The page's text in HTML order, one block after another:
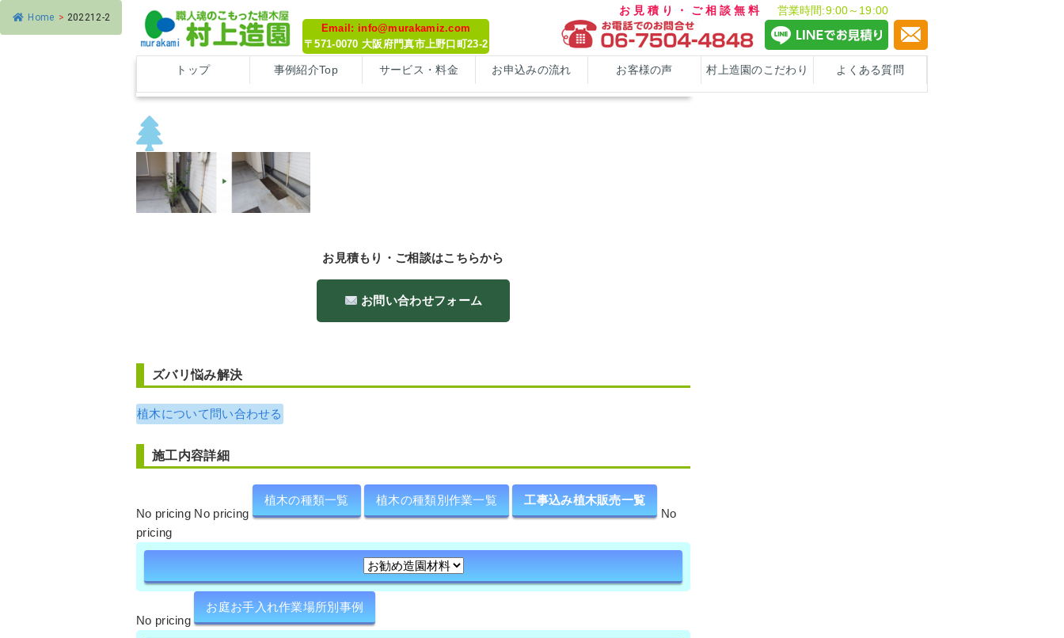
Email: info@murakamiz.com
〒571-0070 大阪府門真市上野口町23-2
お見積り・ご相談無料 営業時間:9:00～19:00
トップ 事例紹介Top サービス・料金 お申込みの流れ お客様の声 村上造園のこだわり よくある質問
Home > 202212-2
202212-2
お見積もり・ご相談はこちらから
お問い合わせフォーム
ズバリ悩み解決
植木について問い合わせる
施工内容詳細
No pricing No pricing
植木の種類一覧 植木の種類別作業一覧
工事込み植木販売一覧
No
pricing
No pricing
お庭お手入れ作業場所別事例